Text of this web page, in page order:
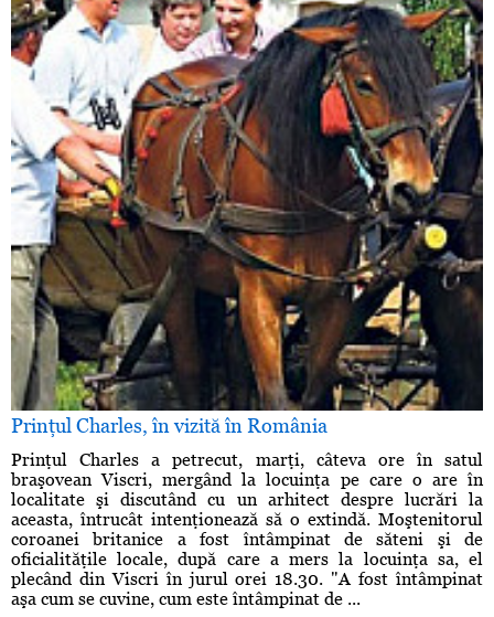
Prinţul Charles, în vizită în România
Prinţul Charles a petrecut, marţi, câteva ore în satul
braşovean Viscri, mergând la locuinţa pe care o are în
localitate şi discutând cu un arhitect despre lucrări la
aceasta, întrucât intenţionează să o extindă. Moştenitorul
coroanei britanice a fost întâmpinat de săteni şi de
oficialităţile locale, după care a mers la locuinţa sa, el
plecând din Viscri în jurul orei 18.30. "A fost întâmpinat
aşa cum se cuvine, cum este întâmpinat de ...